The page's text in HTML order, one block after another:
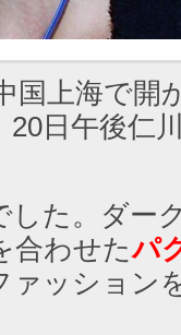
国上海で開
日午後仁
した。ダー
合わせたパ
ァッション